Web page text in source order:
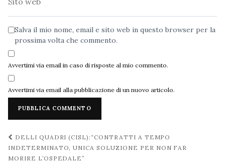
Salva il mio nome, email e sito web in questo browser per la
prossima volta che commento.
Avvertimi via email in caso di risposte al mio commento.
Avvertimi via email alla pubblicazione di un nuovo articolo.
Navigazione
post
DELLI QUADRI (CISL):“CONTRATTI A TEMPO
INDETERMINATO, UNICA SOLUZIONE PER NON FAR
MORIRE L’OSPEDALE”